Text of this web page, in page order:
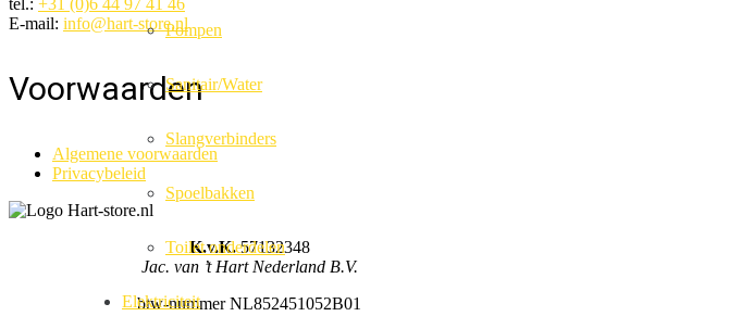
Pompen
Sanitair/Water
Slangverbinders
Spoelbakken
Toilet onderdelen
Elektriciteit
E-mail: info@hart-store.nl
Voorwaarden
Algemene voorwaarden
Privacybeleid
K.v.K.57132348
Jac. van ’t Hart Nederland B.V.
btw-nummer NL852451052B01